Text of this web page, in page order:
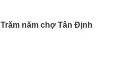
Trăm năm chợ Tân Định